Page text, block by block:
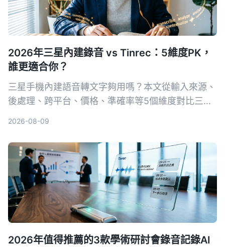
2026年三星內建錄音 vs Tinrec：5維度PK，
誰更適合你？
三星手機內建語音轉文字夠用嗎？本文從輸入來源、
後處理、跨平台、價格、準確率等5個維度對比三星
2026-08-09
2026年值得推薦的3款學術研討會錄音記錄AI